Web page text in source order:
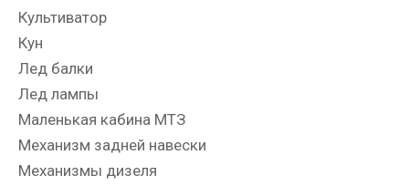
Культиватор
Кун
Лед балки
Лед лампы
Маленькая кабина МТЗ
Механизм задней навески
Механизмы дизеля